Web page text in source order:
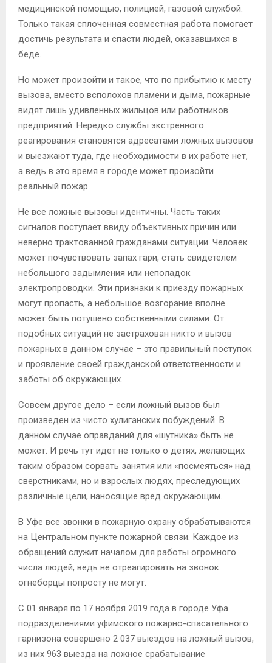
медицинской помощью, полицией, газовой службой.
Только такая сплоченная совместная работа помогает
достичь результата и спасти людей, оказавшихся в
беде.
Но может произойти и такое, что по прибытию к месту
вызова, вместо всполохов пламени и дыма, пожарные
видят лишь удивленных жильцов или работников
предприятий. Нередко службы экстренного
реагирования становятся адресатами ложных вызовов
и выезжают туда, где необходимости в их работе нет,
а ведь в это время в городе может произойти
реальный пожар.
Не все ложные вызовы идентичны. Часть таких
сигналов поступает ввиду объективных причин или
неверно трактованной гражданами ситуации. Человек
может почувствовать запах гари, стать свидетелем
небольшого задымления или неполадок
электропроводки. Эти признаки к приезду пожарных
могут пропасть, а небольшое возгорание вполне
может быть потушено собственными силами. От
подобных ситуаций не застрахован никто и вызов
пожарных в данном случае – это правильный поступок
и проявление своей гражданской ответственности и
заботы об окружающих.
Совсем другое дело – если ложный вызов был
произведен из чисто хулиганских побуждений. В
данном случае оправданий для «шутника» быть не
может. И речь тут идет не только о детях, желающих
таким образом сорвать занятия или «посмеяться» над
сверстниками, но и взрослых людях, преследующих
различные цели, наносящие вред окружающим.
В Уфе все звонки в пожарную охрану обрабатываются
на Центральном пункте пожарной связи. Каждое из
обращений служит началом для работы огромного
числа людей, ведь не отреагировать на звонок
огнеборцы попросту не могут.
С 01 января по 17 ноября 2019 года в городе Уфа
подразделениями уфимского пожарно-спасательного
гарнизона совершено 2 037 выездов на ложный вызов,
из них 963 выезда на ложное срабатывание